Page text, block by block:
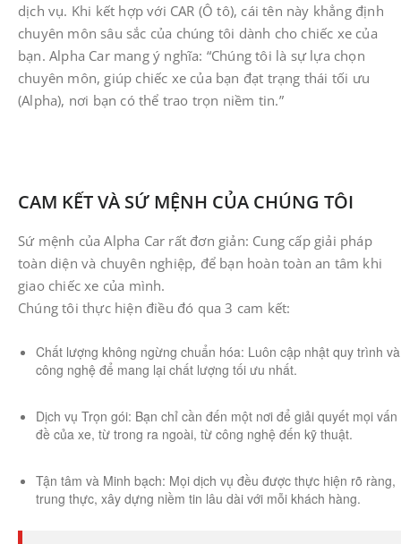
dịch vụ. Khi kết hợp với CAR (Ô tô), cái tên này khẳng định
chuyên môn sâu sắc của chúng tôi dành cho chiếc xe của
bạn. Alpha Car mang ý nghĩa: “Chúng tôi là sự lựa chọn
chuyên môn, giúp chiếc xe của bạn đạt trạng thái tối ưu
(Alpha), nơi bạn có thể trao trọn niềm tin.”
CAM KẾT VÀ SỨ MỆNH CỦA CHÚNG TÔI
​Sứ mệnh của Alpha Car rất đơn giản: Cung cấp giải pháp
toàn diện và chuyên nghiệp, để bạn hoàn toàn an tâm khi
giao chiếc xe của mình.
​Chúng tôi thực hiện điều đó qua 3 cam kết:
Chất lượng không ngừng chuẩn hóa: Luôn cập nhật quy trình và
công nghệ để mang lại chất lượng tối ưu nhất.
Dịch vụ Trọn gói: Bạn chỉ cần đến một nơi để giải quyết mọi vấn
đề của xe, từ trong ra ngoài, từ công nghệ đến kỹ thuật.
Tận tâm và Minh bạch: Mọi dịch vụ đều được thực hiện rõ ràng,
trung thực, xây dựng niềm tin lâu dài với mỗi khách hàng.